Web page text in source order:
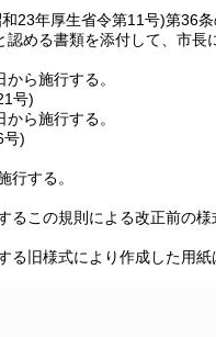
23年厚生省令第11号)第36
認める書類を添付して、市長
ら施行する。
号)
ら施行する。
号)
行する。
るこの規則による改正前の様
る旧様式により作成した用